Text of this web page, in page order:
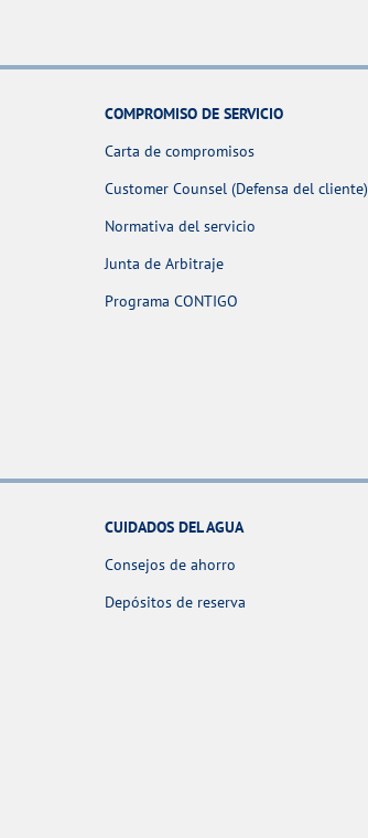
COMPROMISO DE SERVICIO
Carta de compromisos
Customer Counsel (Defensa del cliente)
Normativa del servicio
Junta de Arbitraje
Programa CONTIGO
CUIDADOS DEL AGUA
Consejos de ahorro
Depósitos de reserva